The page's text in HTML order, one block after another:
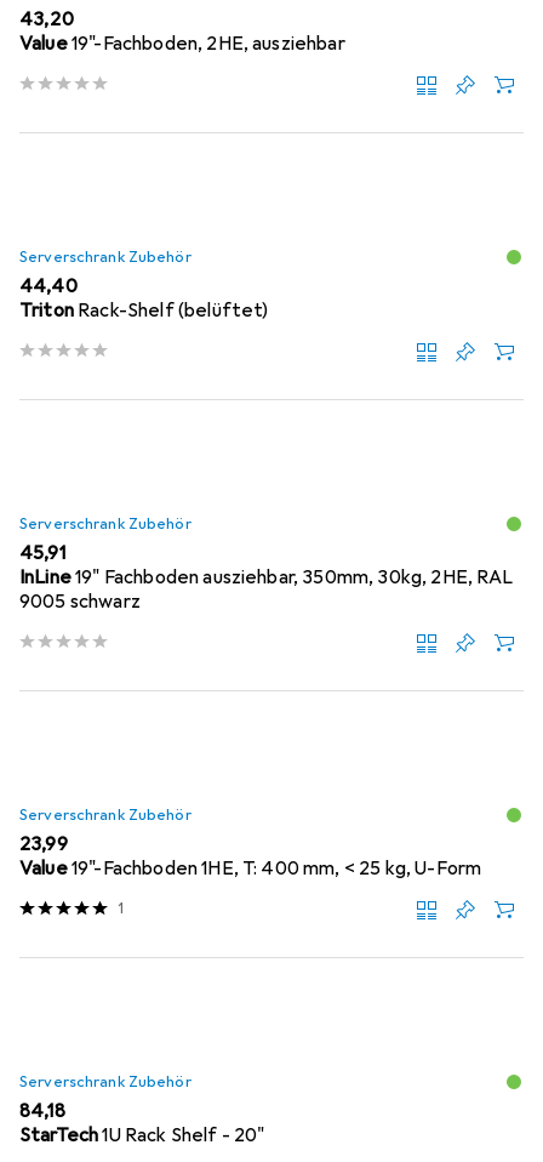
EUR
43,20
Value19"-Fachboden, 2HE, ausziehbar
Serverschrank Zubehör
EUR
44,40
Triton Rack-Shelf (belüftet)
Serverschrank Zubehör
EUR
45,91
InLine19" Fachboden ausziehbar, 350mm, 30kg, 2HE, RAL
9005 schwarz
Serverschrank Zubehör
EUR
23,99
Value19"-Fachboden 1HE, T: 400 mm, < 25 kg, U-Form
1
Serverschrank Zubehör
EUR
84,18
StarTech1U Rack Shelf - 20"